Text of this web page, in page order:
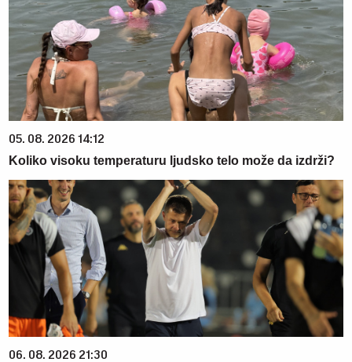
05. 08. 2026 14:12
Koliko visoku temperaturu ljudsko telo može da izdrži?
06. 08. 2026 21:30